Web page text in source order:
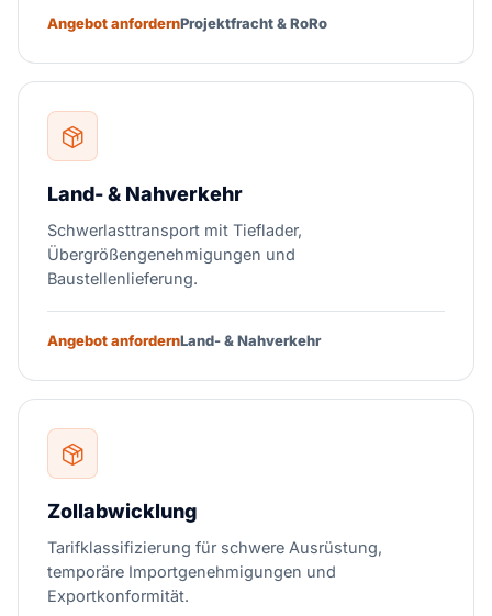
Angebot anfordernProjektfracht & RoRo
Land- & Nahverkehr
Schwerlasttransport mit Tieflader,
Übergrößengenehmigungen und
Baustellenlieferung.
Angebot anfordernLand- & Nahverkehr
Zollabwicklung
Tarifklassifizierung für schwere Ausrüstung,
temporäre Importgenehmigungen und
Exportkonformität.